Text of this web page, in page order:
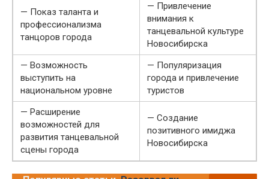
— Показ таланта и
профессионализма
танцоров города
— Привлечение
внимания к
танцевальной культуре
Новосибирска
— Возможность
выступить на
национальном уровне
— Популяризация
города и привлечение
туристов
— Расширение
возможностей для
развития танцевальной
сцены города
— Создание
позитивного имиджа
Новосибирска